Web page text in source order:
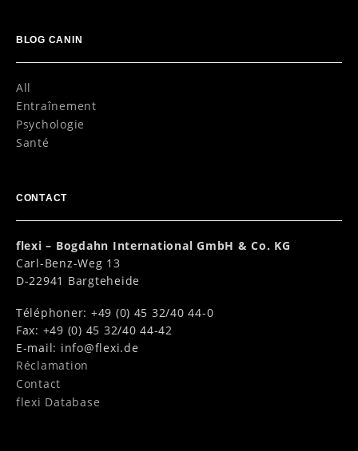
BLOG CANIN
All
Entraînement
Psychologie
Santé
CONTACT
flexi – Bogdahn International GmbH & Co. KG
Carl-Benz-Weg 13
D-22941 Bargteheide
Téléphoner: +49 (0) 45 32/40 44-0
Fax: +49 (0) 45 32/40 44-42
E-mail: info@flexi.de
Réclamation
Contact
flexi Database